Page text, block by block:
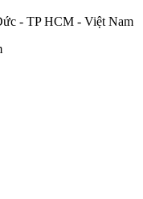
- TP HCM - Việt Nam